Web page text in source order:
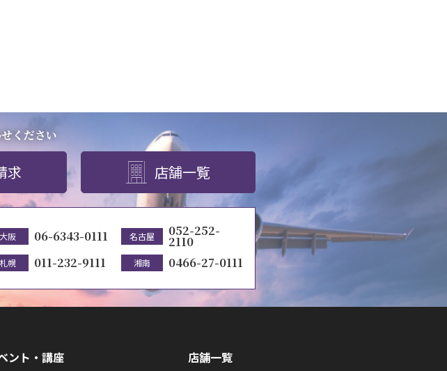
ください
求 店舗一覧
大阪 06-6343-0111 名古屋 052-252-
2110
札幌 011-232-9111 湘南 0466-27-0111
ント・講座 店舗一覧